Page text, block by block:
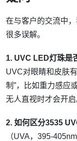
在与客户的交流中
很多误解。
1. UVC LED灯珠是
UVC对眼睛和皮肤
制”，比如重力感应
无人直视时才会开启
2. 如何区分3535
（UVA，395-